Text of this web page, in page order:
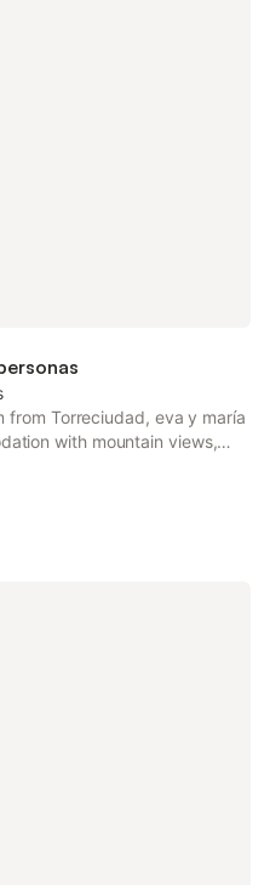
from Torreciudad, eva y maría
with mountain views,
The property features
Shang Kagyu.